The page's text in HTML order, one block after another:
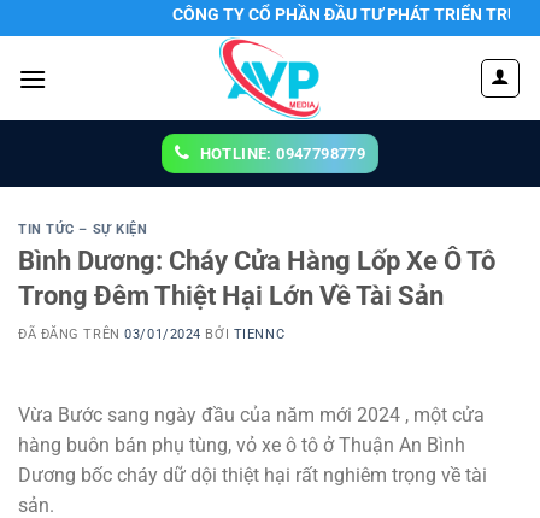
đến
nội
CÔNG TY CỔ PHẦN ĐẦU TƯ PHÁT TRIỂN TRUYỀN
HOTLINE: 0947798779
TIN TỨC – SỰ KIỆN
Bình Dương: Cháy Cửa Hàng Lốp Xe Ô Tô
Trong Đêm Thiệt Hại Lớn Về Tài Sản
ĐÃ ĐĂNG TRÊN03/01/2024 BỞI TIENNC
Vừa Bước sang ngày đầu của năm mới 2024 , một cửa
hàng buôn bán phụ tùng, vỏ xe ô tô ở Thuận An Bình
Dương bốc cháy dữ dội thiệt hại rất nghiêm trọng về tài
sản.